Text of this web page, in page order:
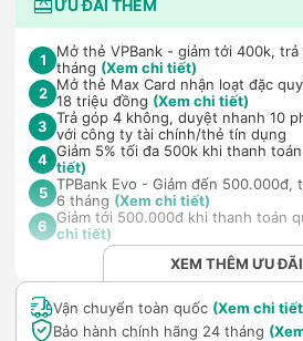
ƯU ĐÃI THÊM
1
Mở thẻ VPBank - giảm tới 400k,
tháng (Xem chi tiết)
2 Mở thẻ Max Card nhận loạt đặc
18 triệu đồng (Xem chi tiết)
3 Trả góp 4 không, duyệt nhanh 10
với công ty tài chính/thẻ tín dụng
4 Giảm 5% tối đa 500k khi thanh
tiết)
5 TPBank Evo - Giảm đến 500.000đ,
6 tháng (Xem chi tiết)
6
Giảm tới 500.000đ khi thanh toán
chi tiết)
XEM THÊM ƯU ĐÃI
Vận chuyển toàn quốc (Xem chi
Bảo hành chính hãng 24 tháng